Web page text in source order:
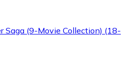
Saga (9-Movie Collection) (18-